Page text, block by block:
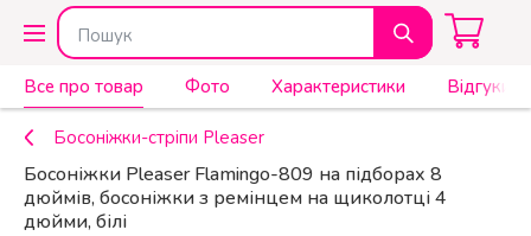
Все про товар Фото Характеристики Відгуки
Босоніжки-стріпи Pleaser
Босоніжки Pleaser Flamingo-809 на підборах 8
дюймів, босоніжки з ремінцем на щиколотці 4
дюйми, білі